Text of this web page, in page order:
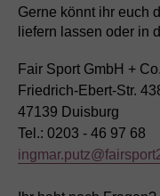
Gerne könnt ihr euch
liefern lassen oder in
Fair Sport GmbH +
Friedrich-Ebert-Str.
47139 Duisburg
Tel.: 0203 - 46 97 68